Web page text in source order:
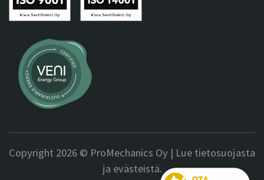
Copyright 2026 © ProMechanics Oy | Lue tietosuojasta
ja evästeistä.